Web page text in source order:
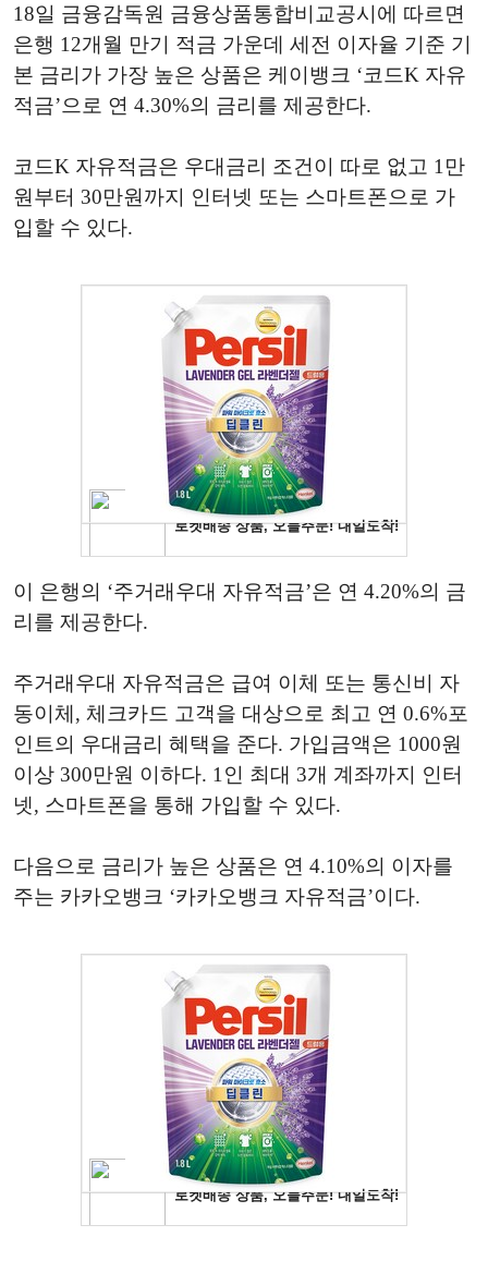
18일 금융감독원 금융상품통합비교공시에 따르면
은행 12개월 만기 적금 가운데 세전 이자율 기준 기
본 금리가 가장 높은 상품은 케이뱅크 ‘코드K 자유
적금’으로 연 4.30%의 금리를 제공한다.
코드K 자유적금은 우대금리 조건이 따로 없고 1만
원부터 30만원까지 인터넷 또는 스마트폰으로 가
입할 수 있다.
이 은행의 ‘주거래우대 자유적금’은 연 4.20%의 금
리를 제공한다.
주거래우대 자유적금은 급여 이체 또는 통신비 자
동이체, 체크카드 고객을 대상으로 최고 연 0.6%포
인트의 우대금리 혜택을 준다. 가입금액은 1000원
이상 300만원 이하다. 1인 최대 3개 계좌까지 인터
넷, 스마트폰을 통해 가입할 수 있다.
다음으로 금리가 높은 상품은 연 4.10%의 이자를
주는 카카오뱅크 ‘카카오뱅크 자유적금’이다.